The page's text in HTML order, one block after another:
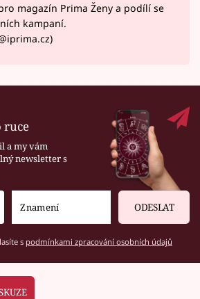
magazín Prima Ženy a podílí se
kampaní.
ruce
a my vám
newsletter s
ODESLAT
s podmínkami zpracování osobních údajů